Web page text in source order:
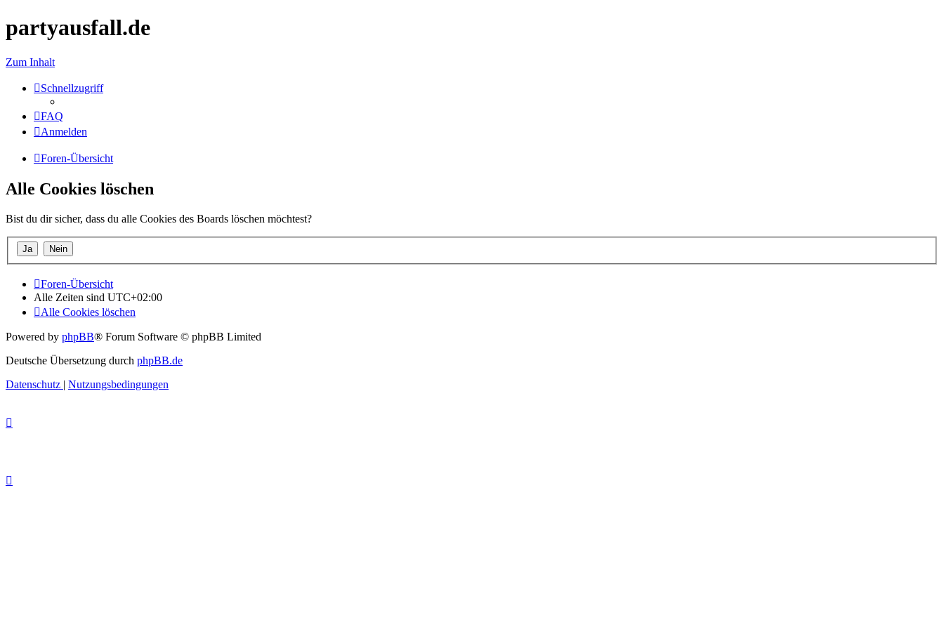
partyausfall.de
Zum Inhalt
Schnellzugriff
FAQ
Anmelden
Foren-Übersicht
Alle Cookies löschen
Bist du dir sicher, dass du alle Cookies des Boards löschen möchtest?
Foren-Übersicht
Alle Zeiten sind UTC+02:00
Alle Cookies löschen
Powered by phpBB® Forum Software © phpBB Limited
Deutsche Übersetzung durch phpBB.de
Datenschutz | Nutzungsbedingungen